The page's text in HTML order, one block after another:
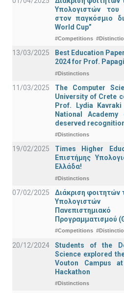
Υπολογιστών του
στον παγκόσμιο
World Cup”
#Competitions
13/03/2025
Best Education
2024 for Prof.
#Distinctions
11/03/2025
The Computer
University of Crete
Prof. Lydia
National
deserved
#Distinctions
19/02/2025
Times Higher
Επιστήμης
Ελλάδα!
#Distinctions
07/02/2025
Διάκριση φοιτητών
Υπολογιστών
Προγραμματισμού
#Competitions
20/12/2024
Students of the
Science explored
Vouton Campus
Hackathon
#Distinctions